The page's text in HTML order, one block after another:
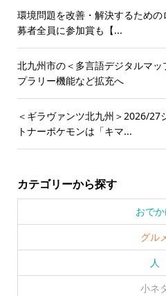
環境問題を改善・解決するため
募者全員に参加賞も【...
北九州市の＜多言語デジタルマ
プラリー機能など拡充へ
＜ギラヴァンツ北九州＞2026/
トナーポケモンは「キマ...
カテゴリーから探す
おで
グル
人
小ネ